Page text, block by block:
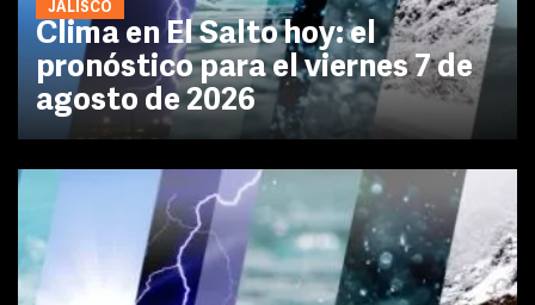
JALISCO
Clima en El Salto hoy: el
pronóstico para el viernes 7 de
agosto de 2026